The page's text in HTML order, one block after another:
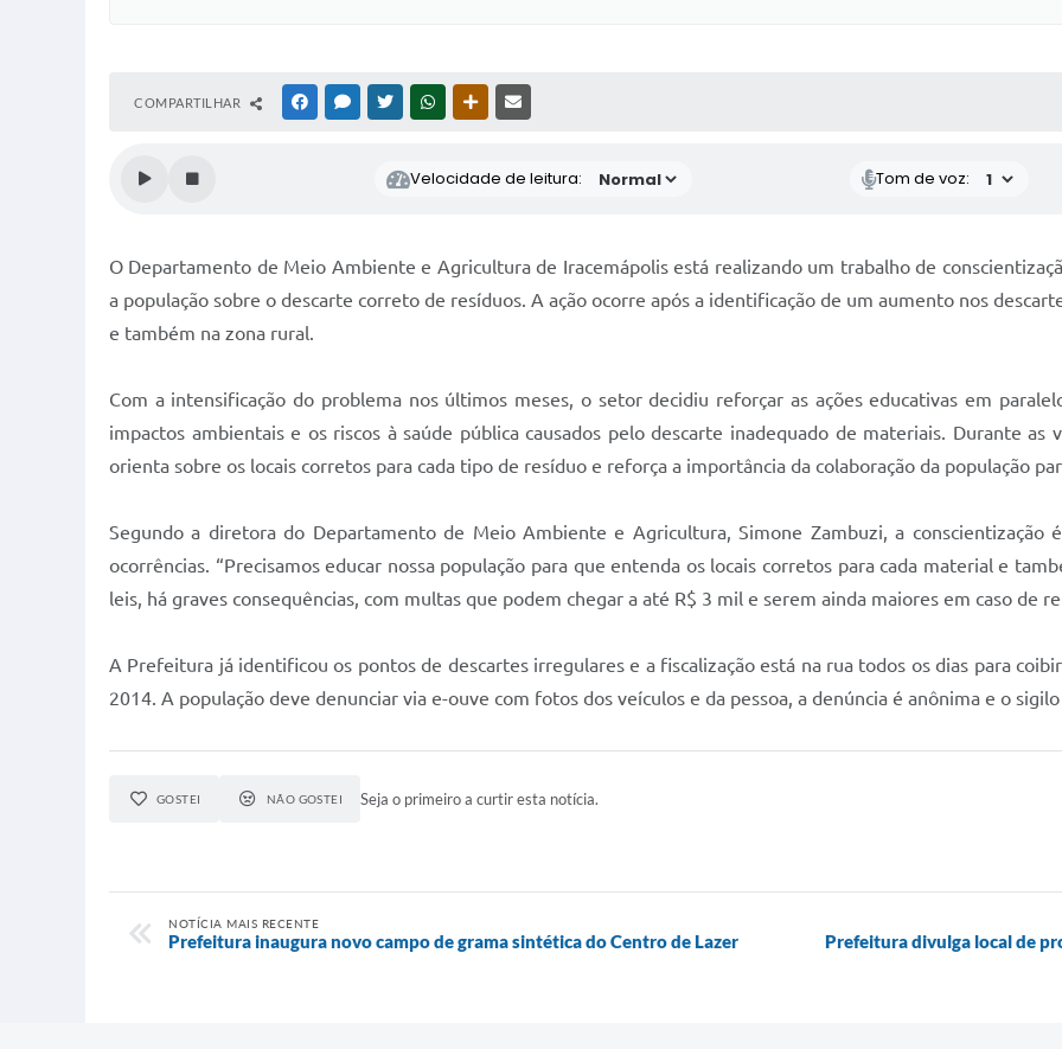
COMPARTILHAR FACEBOOKMESSENGER
TWITTERWHATSAPPOUTRAS MÍDIAS
Velocidade de leitura: Tom de voz:
O Departamento de Meio Ambiente e Agricultura de Iracemápolis está realizando um trabalho de
a população sobre o descarte correto de resíduos. A ação ocorre após a identificação de um aumento nos
e também na zona rural.
Com a intensificação do problema nos últimos meses, o setor decidiu reforçar as ações educativas em
impactos ambientais e os riscos à saúde pública causados pelo descarte inadequado de materiais. Durante as
orienta sobre os locais corretos para cada tipo de resíduo e reforça a importância da colaboração da população
Segundo a diretora do Departamento de Meio Ambiente e Agricultura, Simone Zambuzi, a conscientização
ocorrências. “Precisamos educar nossa população para que entenda os locais corretos para cada material e
leis, há graves consequências, com multas que podem chegar a até R$ 3 mil e serem ainda maiores em caso de
A Prefeitura já identificou os pontos de descartes irregulares e a fiscalização está na rua todos os dias para
2014. A população deve denunciar via e-ouve com fotos dos veículos e da pessoa, a denúncia é anônima e o
GOSTEI NÃO GOSTEI Seja o primeiro a curtir esta notícia.
NOTÍCIA MAIS RECENTE
Prefeitura inaugura novo campo de grama sintética do Centro de Lazer Prefeitura divulga local de